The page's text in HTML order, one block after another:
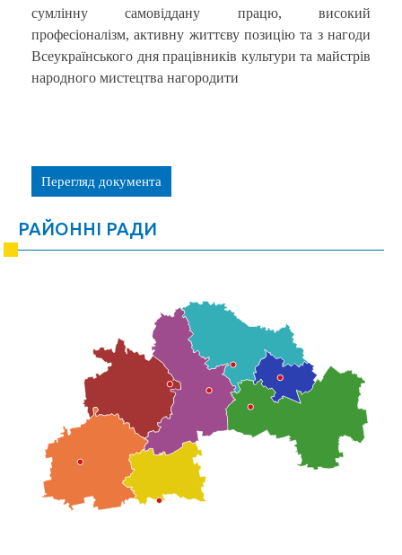
сумлінну самовіддану працю, високий
професіоналізм, активну життєву позицію та з нагоди
Всеукраїнського дня працівників культури та майстрів
народного мистецтва нагородити
Перегляд документа
РАЙОННІ РАДИ